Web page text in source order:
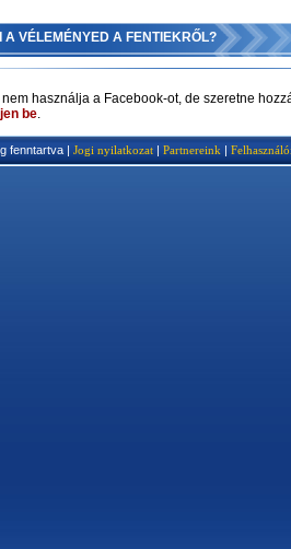
A VÉLEMÉNYED A FENTIEKRŐL?
nem használja a Facebook-ot, de szeretne
be.
fenntartva | Jogi nyilatkozat | Partnereink |